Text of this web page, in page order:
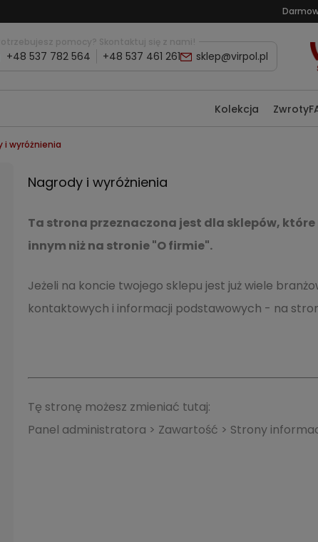
pomocy? Skontaktuj się z nami!
+48 537 782 564 +48 537 461 261 sklep@virpol.pl
Kolekcja Zwroty
i wyróżnienia
Nagrody i wyróżnienia
Ta strona przeznaczona jest dla sklepów,
innym niż na stronie "O firmie".
Jeżeli na koncie twojego sklepu jest już wiele
kontaktowych i informacji podstawowych - na
Tę stronę możesz zmieniać tutaj:
Panel administratora > Zawartość > Strony